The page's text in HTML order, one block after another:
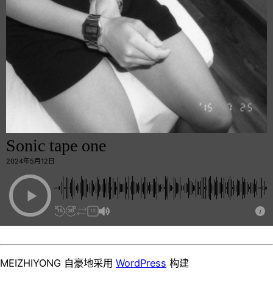
Sonic tape one
2024年5月12日
15 30 1X
MEIZHIYONG 自豪地采用 WordPress 构建